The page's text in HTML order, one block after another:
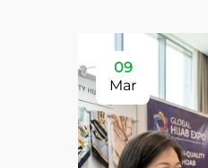
09
Mar